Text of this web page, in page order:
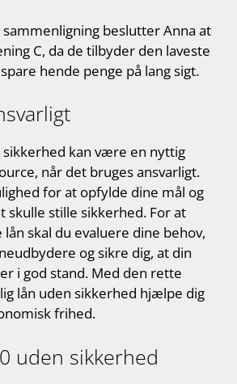
beslutter Anna at
C, da de tilbyder den laveste
hende penge på lang sigt.
sikkerhed kan være en nyttig
når det bruges ansvarligt.
for at opfylde dine mål og
skulle stille sikkerhed. For at
skal du evaluere dine behov,
og sikre dig, at din
i god stand. Med den rette
lån uden sikkerhed hjælpe dig
frihed.
uden sikkerhed